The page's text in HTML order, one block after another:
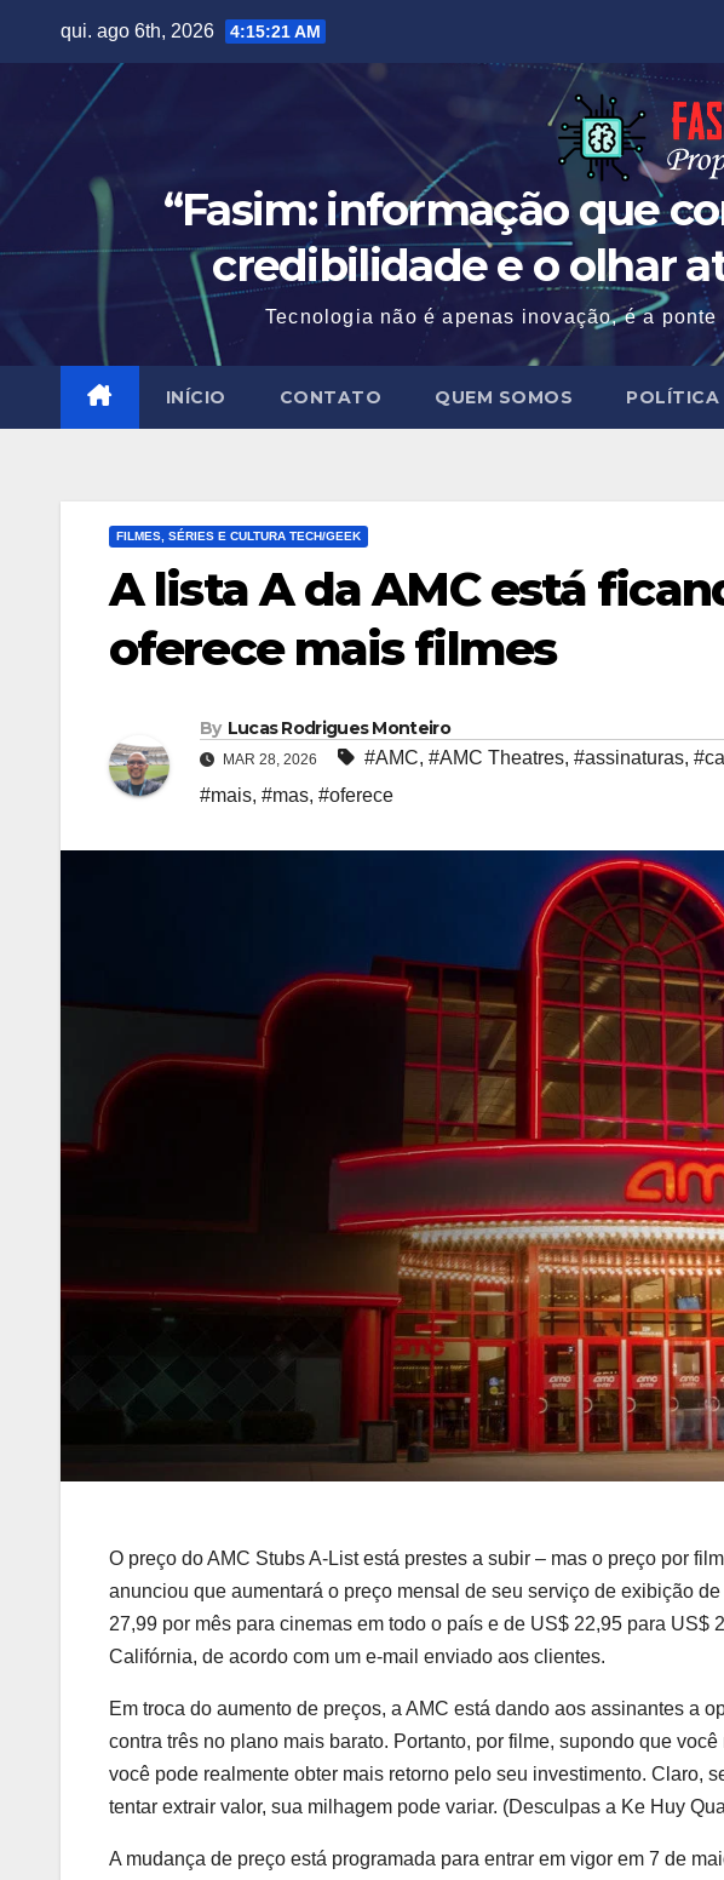
qui. ago 6th, 2026 4:15:22 AM
“Fasim: informação que
credibilidade e o olhar
Tecnologia não é apenas inovação, é a
INÍCIO CONTATO QUEM SOMOS POLÍTICA
FILMES, SÉRIES E CULTURA TECH/GEEK
A lista A da AMC está
oferece mais filmes
By Lucas Rodrigues Monteiro
MAR 28, 2026 #AMC, #AMC Theatres, #assinaturas,
#mais, #mas, #oferece
O preço do AMC Stubs A-List está prestes a subir – mas o preço por
anunciou que aumentará o preço mensal de seu serviço de exibição
27,99 por mês para cinemas em todo o país e de US$ 22,95 para US$
Califórnia, de acordo com um e-mail enviado aos clientes.
Em troca do aumento de preços, a AMC está dando aos assinantes a
contra três no plano mais barato. Portanto, por filme, supondo que
você pode realmente obter mais retorno pelo seu investimento. Claro,
tentar extrair valor, sua milhagem pode variar. (Desculpas a Ke Huy
A mudança de preço está programada para entrar em vigor em 7 de